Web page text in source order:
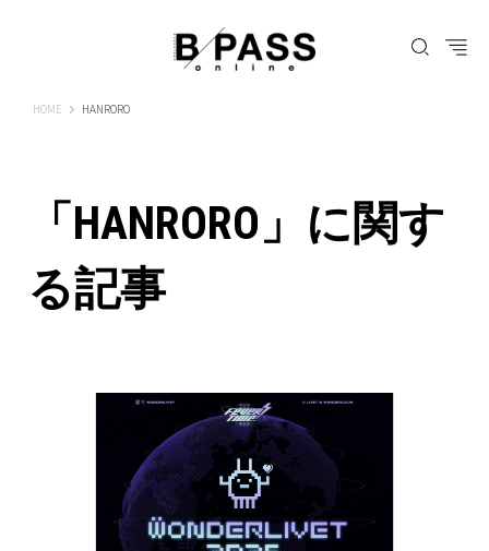
HOME B-PASS ONLINE
HANRORO
「HANRORO」に関す
る記事